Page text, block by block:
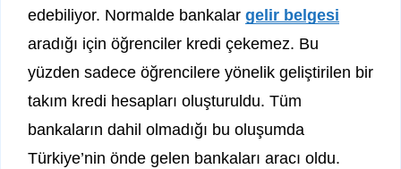
edebiliyor. Normalde bankalar gelir belgesi
aradığı için öğrenciler kredi çekemez. Bu
yüzden sadece öğrencilere yönelik geliştirilen bir
takım kredi hesapları oluşturuldu. Tüm
bankaların dahil olmadığı bu oluşumda
Türkiye’nin önde gelen bankaları aracı oldu.